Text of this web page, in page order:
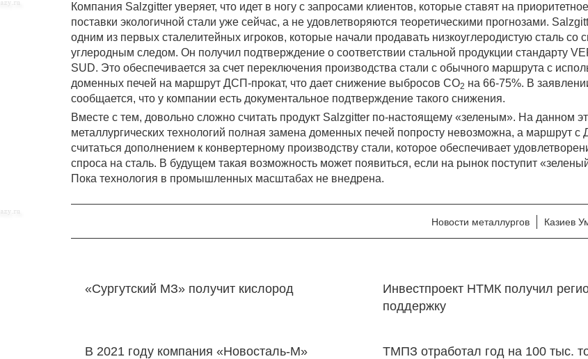
Компания Salzgitter уверяет, что идет в ногу с запросами клиентов, которые ставят на
поставки экологичной стали уже сейчас, а не удовлетворяются теоретическими прогнозами.
одним из первых сталелитейных игроков, которые начали продавать низкоуглеродистую сталь со
углеродным следом. Он получил подтверждение о соответствии стальной продукции стандарту
SUD. Это обеспечивается за счет переключения производства стали с обычного маршрута с
доменных печей на маршрут ДСП-прокат, что дает снижение выбросов CO2 на 66-75%. В
сообщается, что у компании есть документальное подтверждение такого снижения.
Вместе с тем, довольно сложно считать продукт Salzgitter по-настоящему «зеленым». На данном
металлургических технологий полная замена доменных печей попросту невозможна, а маршрут
считаться дополнением к конвертерному производству стали, которое обеспечивает
спроса на сталь. В будущем такая возможность может появиться, если на рынок поступит
Пока технология в промышленных масштабах не внедрена.
Новости металлургов Казиев
«Сургутский МЗ» получит кислород
Инвестпроект НТМК получил
поддержку
В 2021 году компания «Новосталь-М»
ТМПЗ отработал год на 100 тыс.